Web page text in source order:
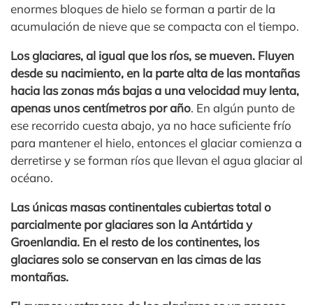
enormes bloques de hielo se forman a partir de la
acumulación de nieve que se compacta con el tiempo.
Los glaciares, al igual que los ríos, se mueven. Fluyen
desde su nacimiento, en la parte alta de las montañas
hacia las zonas más bajas a una velocidad muy lenta,
apenas unos centímetros por año. En algún punto de
ese recorrido cuesta abajo, ya no hace suficiente frío
para mantener el hielo, entonces el glaciar comienza a
derretirse y se forman ríos que llevan el agua glaciar al
océano.
Las únicas masas continentales cubiertas total o
parcialmente por glaciares son la Antártida y
Groenlandia. En el resto de los continentes, los
glaciares solo se conservan en las cimas de las
montañas.